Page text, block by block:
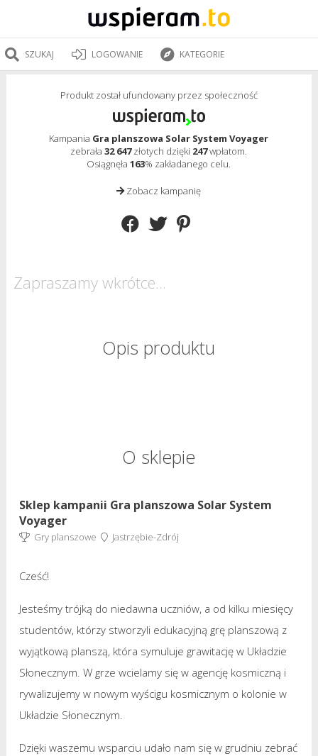
SZUKAJ LOGOWANIE KATEGORIE
Produkt został ufundowany przez społeczność
Kampania Gra planszowa Solar System Voyager
zebrała32 647złotych dzięki 247wpłatom.
Osiągnęła163% zakładanego celu.
Zobacz kampanię
Zapraszamy wkrótce...
Opis produktu
O sklepie
Sklep kampanii Gra planszowa Solar System
Voyager
Gry planszowe Jastrzębie-Zdrój
Cześć!
Jesteśmy trójką do niedawna uczniów, a od kilku miesięcy
studentów, którzy stworzyli edukacyjną grę planszową z
wyjątkową planszą, która symuluje grawitację w Układzie
Słonecznym. W grze wcielamy się w agencję kosmiczną i
rywalizujemy w nowym wyścigu kosmicznym o kolonie w
Układzie Słonecznym.
Dzięki waszemu wsparciu udało nam się w grudniu zebrać